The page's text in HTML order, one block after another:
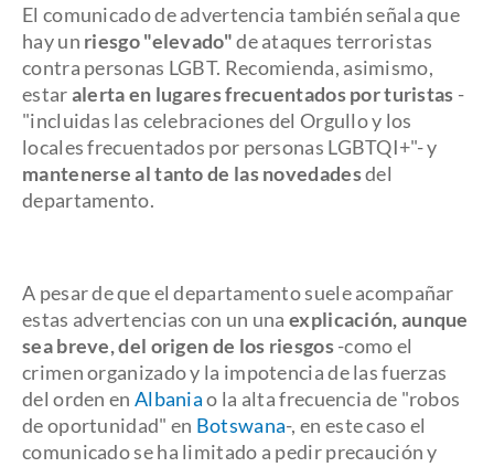
El comunicado de advertencia también señala que
hay un riesgo "elevado"de ataques terroristas
contra personas LGBT. Recomienda, asimismo,
estaralerta en lugares frecuentados por turistas -
"incluidas las celebraciones del Orgullo y los
locales frecuentados por personas LGBTQI+"- y
mantenerse al tanto de las novedadesdel
departamento.
A pesar de que el departamento suele acompañar
estas advertencias con un unaexplicación, aunque
sea breve,del origen de los riesgos-como el
crimen organizado y la impotencia de las fuerzas
del orden en Albaniao la alta frecuencia de "robos
de oportunidad" en Botswana-, en este caso el
comunicado se ha limitado a pedir precaución y